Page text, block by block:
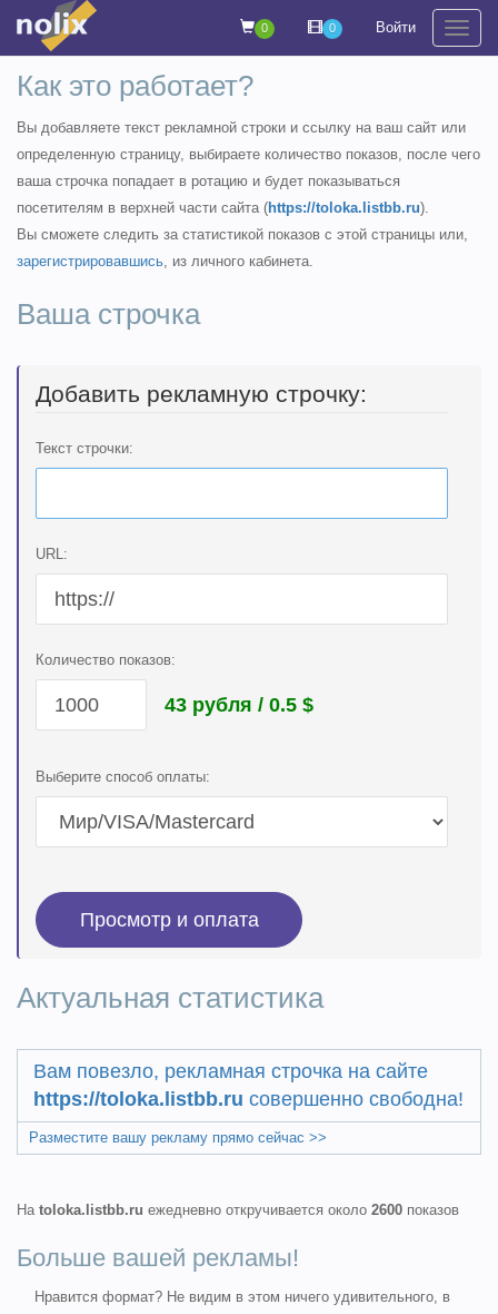
0 0 Войти
Как это работает?
Вы добавляете текст рекламной строки и ссылку на ваш сайт или
определенную страницу, выбираете количество показов, после чего
ваша строчка попадает в ротацию и будет показываться
посетителям в верхней части сайта (https://toloka.listbb.ru).
Вы сможете следить за статистикой показов с этой страницы или,
зарегистрировавшись, из личного кабинета.
Ваша строчка
Добавить рекламную строчку:
Текст строчки:
URL:
Количество показов:
43 рубля / 0.5 $
Выберите способ оплаты:
Актуальная статистика
Вам повезло, рекламная строчка на сайте
https://toloka.listbb.ru совершенно свободна!
Разместите вашу рекламу прямо сейчас >>
На toloka.listbb.ru ежедневно откручивается около 2600 показов
Больше вашей рекламы!
Нравится формат? Не видим в этом ничего удивительного, в